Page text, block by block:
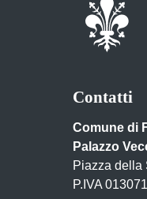
Contatti
Comune di
Palazzo
Piazza della
P.IVA